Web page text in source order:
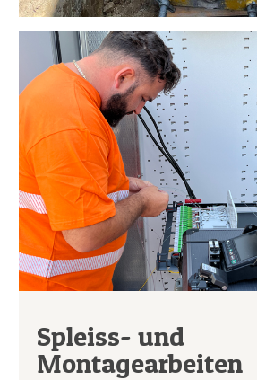
Spleiss- und
Montagearbeiten